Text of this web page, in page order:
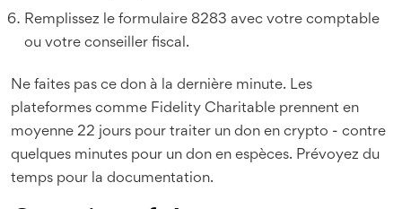
Remplissez le formulaire 8283 avec votre comptable
ou votre conseiller fiscal.
Ne faites pas ce don à la dernière minute. Les
plateformes comme Fidelity Charitable prennent en
moyenne 22 jours pour traiter un don en crypto - contre
quelques minutes pour un don en espèces. Prévoyez du
temps pour la documentation.